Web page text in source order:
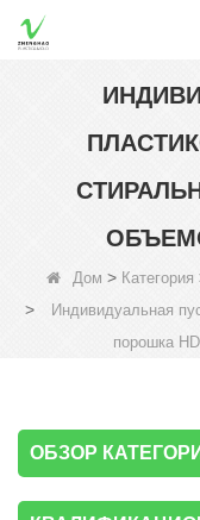
Дом > Категория
>
Индивидуальная
порошка
ОБЗОР